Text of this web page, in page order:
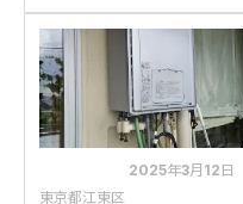
K2400AW2-6からノーリ
ツRUFH-E2407AW2-
3(A)への交換
2025年3月12日
東京都江東区